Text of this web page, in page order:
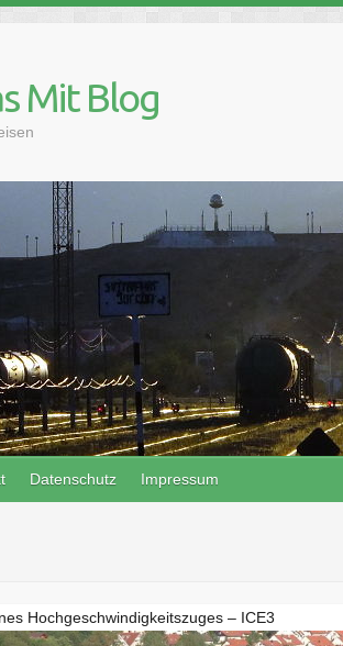
Mit Blog
Datenschutz Impressum
Hochgeschwindigkeitszuges – ICE3